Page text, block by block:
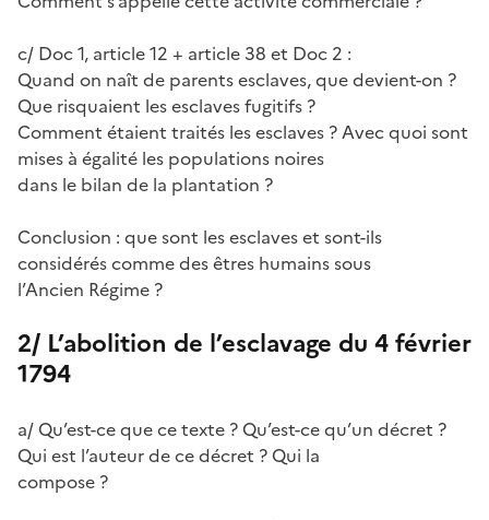
c/ Doc 1, article 12 + article 38 et Doc 2 :
Quand on naît de parents esclaves, que devient-on ?
Que risquaient les esclaves fugitifs ?
Comment étaient traités les esclaves ? Avec quoi sont
mises à égalité les populations noires
dans le bilan de la plantation ?
Conclusion : que sont les esclaves et sont-ils
considérés comme des êtres humains sous
l’Ancien Régime ?
2/ L’abolition de l’esclavage du 4 février
1794
a/ Qu’est-ce que ce texte ? Qu’est-ce qu’un décret ?
Qui est l’auteur de ce décret ? Qui la
compose ?